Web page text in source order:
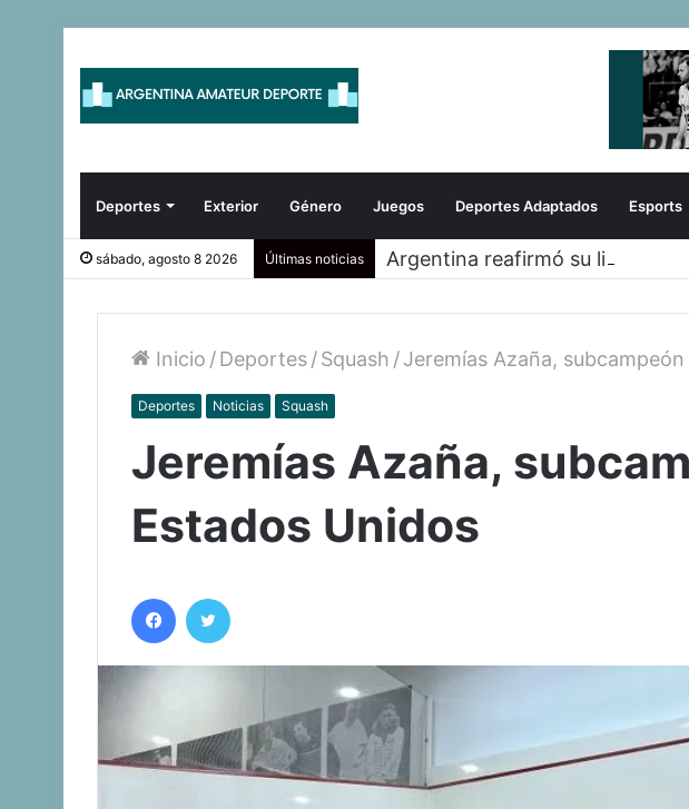
Deportes Exterior Género Juegos Deportes Adaptados Esports
sábado, agosto 8 2026 Últimas noticias Argentina reafirmó su liderazgo
Inicio /Deportes/Squash /Jeremías Azaña,
Deportes Noticias Squash
Jeremías Azaña,
Estados Unidos
Facebook